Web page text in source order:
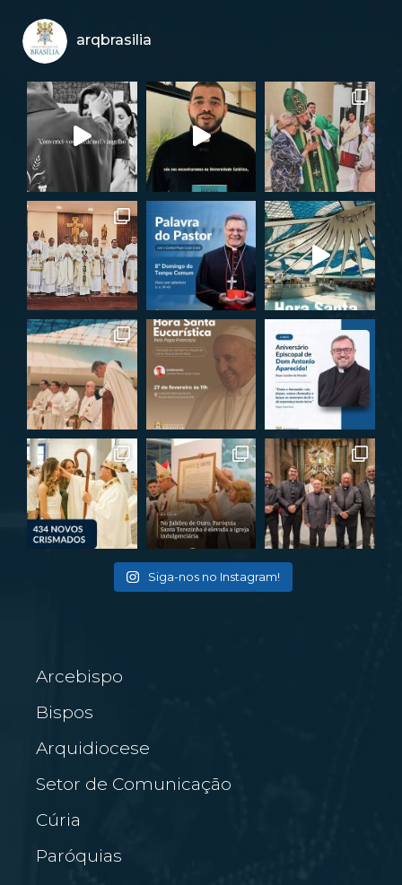
arqbrasilia
Siga-nos no Instagram!
Arcebispo
Bispos
Arquidiocese
Setor de Comunicação
Cúria
Paróquias